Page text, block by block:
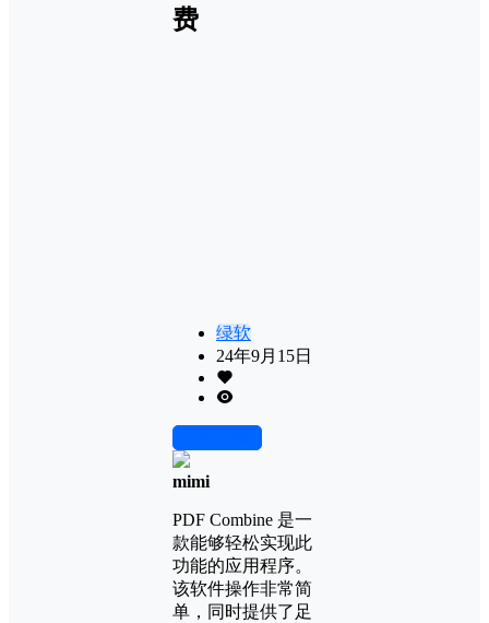
费
绿软
24年9月15日
mimi
PDF Combine 是一
款能够轻松实现此
功能的应用程序。
该软件操作非常简
单，同时提供了足